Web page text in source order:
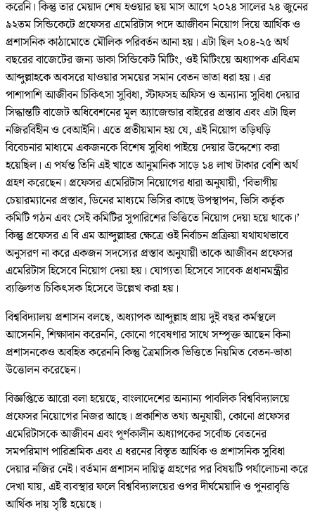
করেনি। কিন্তু তার মেয়াদ শেষ হওয়ার ছয় মাস আগে ২০২৪ সালের ২৪ জুনের
৯২তম সিন্ডিকেটে প্রফেসর এমেরিটাস পদে আজীবন নিয়োগ দিয়ে আর্থিক ও
প্রশাসনিক কাঠামোতে মৌলিক পরিবর্তন আনা হয়। এটা ছিল ২০৪-২৫ অর্থ
বছরের বাজেটের জন্য ডাকা সিন্ডিকেট মিটিং, ওই মিটিংয়ে অধ্যাপক এবিএম
আব্দুল্লাহকে অবসরে যাওয়ার সময়ের সমান বেতন ভাতা ধরা হয়। এর
পাশাপাশি আজীবন চিকিৎসা সুবিধা, স্টাফসহ অফিস ও অন্যান্য সুবিধা দেয়ার
সিদ্ধান্তটি বাজেট অধিবেশনের মূল অ্যাজেন্ডার বাইরের প্রস্তাব এবং এটা ছিল
নজিরবিহীন ও বেআইনি। এতে প্রতীয়মান হয় যে, এই নিয়োগ তড়িঘড়ি
বিবেচনার মাধ্যমে একজনকে বিশেষ সুবিধা পাইয়ে দেয়ার উদ্দেশ্যে করা
হয়েছিল। এ পর্যন্ত তিনি এই খাতে আনুমানিক সাড়ে ১৪ লাখ টাকার বেশি অর্থ
গ্রহণ করেছেন। প্রফেসর এমেরিটাস নিয়োগের ধারা অনুযায়ী, ‘বিভাগীয়
চেয়ারম্যানের প্রস্তাব, ডিনের মাধ্যমে ভিসির কাছে উপস্থাপন, ভিসি কর্তৃক
কমিটি গঠন এবং সেই কমিটির সুপারিশের ভিত্তিতে নিয়োগ দেয়া হয়ে থাকে।’
কিন্তু প্রফেসর এ বি এম আব্দুল্লাহর ক্ষেত্রে ওই নির্বাচন প্রক্রিয়া যথাযথভাবে
অনুসরণ না করে একজন সদস্যের প্রস্তাব অনুযায়ী তাকে আজীবন প্রফেসর
এমেরিটাস হিসেবে নিয়োগ দেয়া হয়। যোগ্যতা হিসেবে সাবেক প্রধানমন্ত্রীর
ব্যক্তিগত চিকিৎসক হিসেবে উল্লেখ করা হয়।
বিশ্ববিদ্যালয় প্রশাসন বলছে, অধ্যাপক আব্দুল্লাহ প্রায় দুই বছর কর্মস্থলে
আসেননি, শিক্ষাদান করেননি, কোনো গবেষণার সাথে সম্পৃক্ত আছেন কিনা
প্রশাসনকেও অবহিত করেননি কিন্তু ত্রৈমাসিক ভিত্তিতে নিয়মিত বেতন-ভাতা
উত্তোলন করেছেন।
বিজ্ঞপ্তিতে আরো বলা হয়েছে, বাংলাদেশের অন্যান্য পাবলিক বিশ্ববিদ্যালয়ে
প্রফেসর নিয়োগের নিজর আছে। প্রকাশিত তথ্য অনুযায়ী, কোনো প্রফেসর
এমেরিটাসকে আজীবন এবং পূর্ণকালীন অধ্যাপকের সর্বোচ্চ বেতনের
সমপরিমাণ পারিশ্রমিক এবং এ ধরনের বিস্তৃত আর্থিক ও প্রশাসনিক সুবিধা
দেয়ার নজির নেই। বর্তমান প্রশাসন দায়িত্ব গ্রহণের পর বিষয়টি পর্যালোচনা করে
দেখা যায়, এই ব্যবস্থার ফলে বিশ্ববিদ্যালয়ের ওপর দীর্ঘমেয়াদি ও পুনরাবৃত্তি
আর্থিক দায় সৃষ্টি হয়েছে।